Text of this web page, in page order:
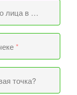
Укажите наименование юридического лица в чеке
*
точка?